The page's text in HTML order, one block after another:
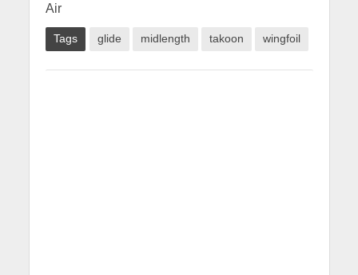
Tags glide midlength takoon wingfoil